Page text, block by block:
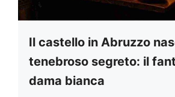
Il castello in Abruzzo
tenebroso segreto: il
dama bianca